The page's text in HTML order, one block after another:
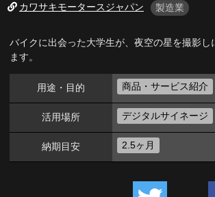
カワサキモータースジャパン 製造業
バイクに出会った大学生が、夜空の星を撮影
ます。
用途・目的 商品・サービス紹介
活用場所 デジタルサイネージ
納期目安 2.5ヶ月